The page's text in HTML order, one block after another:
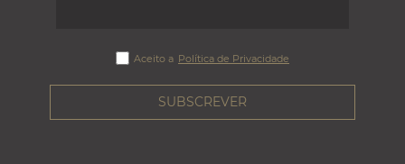
Aceito a Política de Privacidade